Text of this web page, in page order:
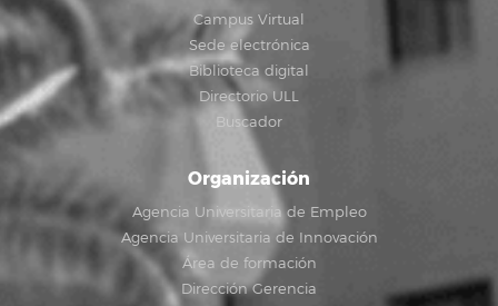
Campus Virtual
Sede electrónica
Biblioteca digital
Directorio ULL
Buscador
Organización
Agencia Universitaria de Empleo
Agencia Universitaria de Innovación
Área de formación
Dirección Gerencia